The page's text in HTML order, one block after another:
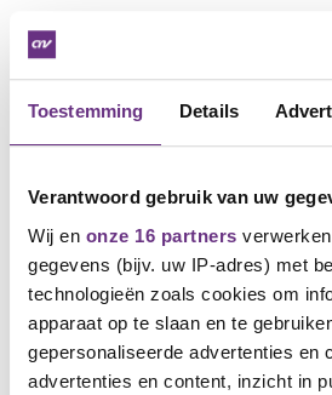
Toestemming Details
Verantwoord gebruik van uw
Wij en onze 16 partners
gegevens (bijv. uw IP-adres) met
technologieën zoals cookies om
apparaat op te slaan en te
gepersonaliseerde advertenties en
advertenties en content, inzicht in
Zodra de nieuwe teksten
algemeen verbindend worden
tekst op onze website
https://www.cnv.nl/industrie/
Vragen of
Nog vragen: stuur mij een email:
Gerard van Dijk
Bestuurder CNV